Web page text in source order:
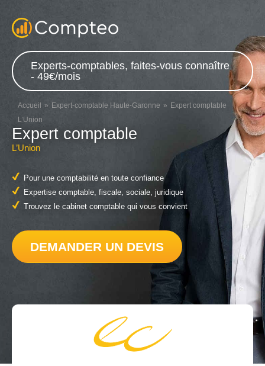
Experts-comptables, faites-vous connaître
- 49€/mois
Accueil Expert-comptable Haute-Garonne
Expert comptable
L’Union
Expert comptable
L’Union
Pour une comptabilité en toute confiance
Expertise comptable, fiscale, sociale, juridique
Trouvez le cabinet comptable qui vous convient
DEMANDER UN DEVIS